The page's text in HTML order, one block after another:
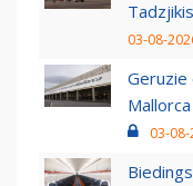
03-08-
Geruzie
Mallorca
03-